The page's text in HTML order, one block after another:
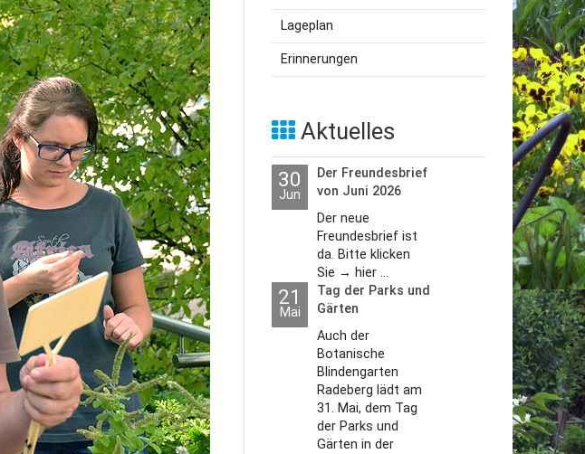
Mitgliedschaften
Datenschutzerklärung
Lageplan
Erinnerungen
Aktuelles
30
Jun
Der Freundesbrief
von Juni 2026
Der neue
Freundesbrief ist
da. Bitte klicken
Sie → hier ...
21
Mai
Tag der Parks und
Gärten
Auch der
Botanische
Blindengarten
Radeberg lädt am
31. Mai, dem Tag
der Parks und
Gärten in der